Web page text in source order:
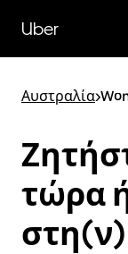
κύριο
περιεχόμενο
Uber
Αυστραλία>
τώρα